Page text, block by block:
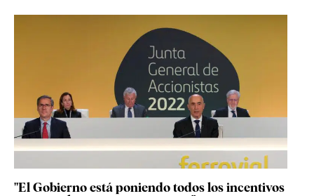
"El Gobierno está poniendo todos los incentivos